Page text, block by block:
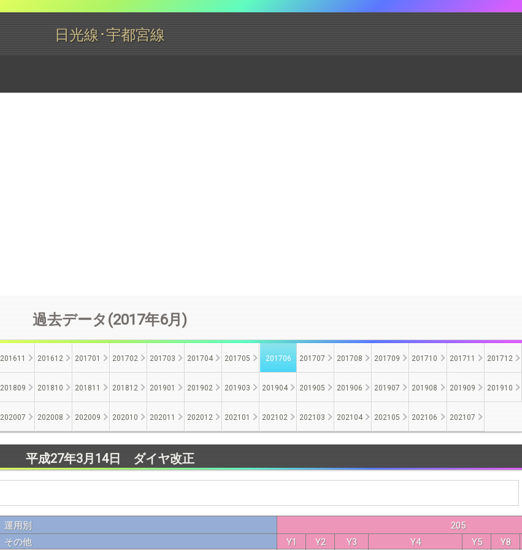
日光線･宇都宮線
過去データ(2017年6月)
201611 201612 201701 201702 201703 201704 201705 201706 201707 201708 201709 201710 201711 201712
201809 201810 201811 201812 201901 201902 201903 201904 201905 201906 201907 201908 201909 201910
202007 202008 202009 202010 202011 202012 202101 202102 202103 202104 202105 202106 202107
平成27年3月14日 ダイヤ改正
運用別
205
その他 Y1 Y2 Y3 Y4 Y5 Y8